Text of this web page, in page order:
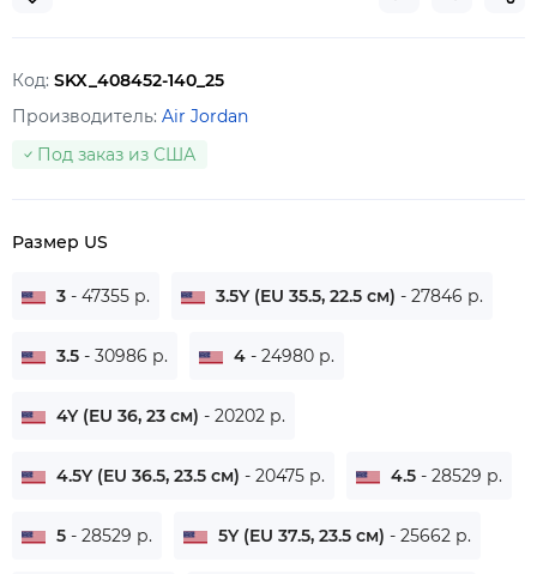
Код: SKX_408452-140_25
Производитель: Air Jordan
Под заказ из США
Размер US
3 - 47355 р. 3.5Y (EU 35.5, 22.5 см) - 27846 р.
3.5 - 30986 р. 4 - 24980 р.
4Y (EU 36, 23 см) - 20202 р.
4.5Y (EU 36.5, 23.5 см) - 20475 р. 4.5 - 28529 р.
5 - 28529 р. 5Y (EU 37.5, 23.5 см) - 25662 р.